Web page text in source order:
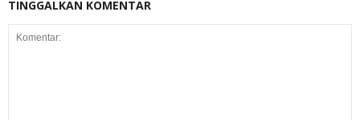
TINGGALKAN KOMENTAR